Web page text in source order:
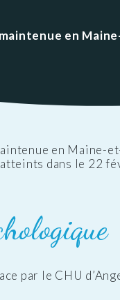
en
en Maine-
dans le 22
par le CHU